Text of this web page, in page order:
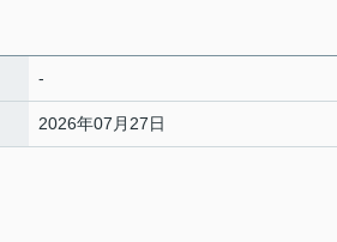
-
2026年07月27日